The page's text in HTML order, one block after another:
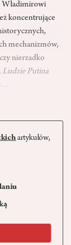
Władimirowi
koncentrujące
mechanizmów,
nierzadko
Ludzie Putina
artykułów,